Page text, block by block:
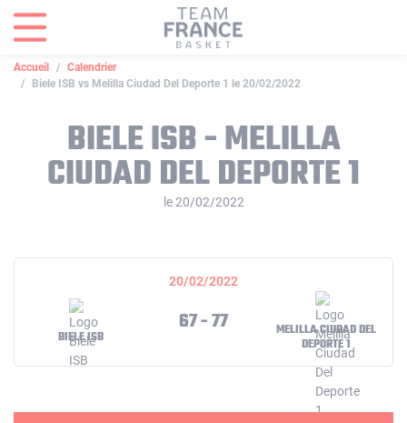
Accueil
Calendrier
Biele ISB vs Melilla Ciudad Del Deporte 1 le 20/02/2022
BIELE ISB - MELILLA
CIUDAD DEL DEPORTE 1
le 20/02/2022
20/02/2022
BIELE ISB
67 - 77
MELILLA CIUDAD DEL
DEPORTE 1
Panneau de gestion des cookies